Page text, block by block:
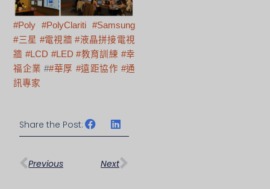
#Poly #PolyClariti
#Samsung
#三星 #電視牆 #液晶拼接電視
牆 #LCD #LED #教育訓練 #幸
福企業 ##華厚 #遠距協作 #通
訊專家
Share the Post:
上一頁
Previous Next
下一篇